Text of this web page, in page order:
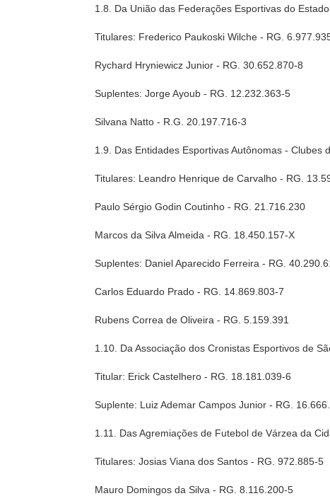
1.8. Da União das Federações Esportivas do
Titulares: Frederico Paukoski Wilche - RG.
Rychard Hryniewicz Junior - RG. 30.652.870-8
Suplentes: Jorge Ayoub - RG. 12.232.363-5
Silvana Natto - R.G. 20.197.716-3
1.9. Das Entidades Esportivas Autônomas - Clubes
Titulares: Leandro Henrique de Carvalho - RG.
Paulo Sérgio Godin Coutinho - RG. 21.716.230
Marcos da Silva Almeida - RG. 18.450.157-X
Suplentes: Daniel Aparecido Ferreira - RG.
Carlos Eduardo Prado - RG. 14.869.803-7
Rubens Correa de Oliveira - RG. 5.159.391
1.10. Da Associação dos Cronistas Esportivos de
Titular: Erick Castelhero - RG. 18.181.039-6
Suplente: Luiz Ademar Campos Junior - RG.
1.11. Das Agremiações de Futebol de Várzea da
Titulares: Josias Viana dos Santos - RG. 972.885-5
Mauro Domingos da Silva - RG. 8.116.200-5